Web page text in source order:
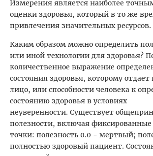
Измерения является наиболее
оценки здоровья, который в то же
привлечения значительных ресурсов.
Каким образом можно определить
или иной технологии для здоровья?
количественное выражение
состояния здоровья, которому
лицо, или способности человека к
состоянию здоровья в условиях
неуверенности. Существует
полезности, включая
точки: полезность 0.0 - мертвый;
полностью здоровый пациент.